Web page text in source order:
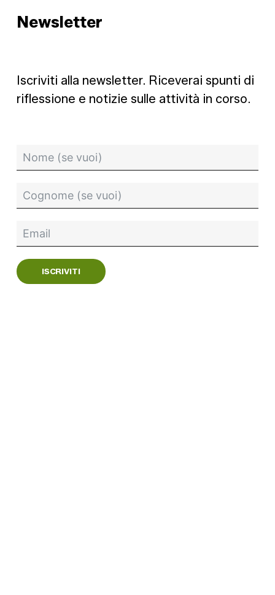
Newsletter
Iscriviti alla newsletter. Riceverai spunti di
riflessione e notizie sulle attività in corso.
ISCRIVITI